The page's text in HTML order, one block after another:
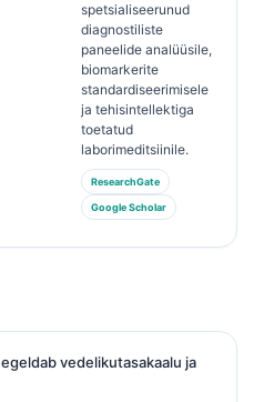
spetsialiseerunud
diagnostiliste
paneelide analüüsile,
biomarkerite
standardiseerimisele
ja tehisintellektiga
toetatud
laborimeditsiinile.
ResearchGate
Google Scholar
vedelikutasakaalu ja